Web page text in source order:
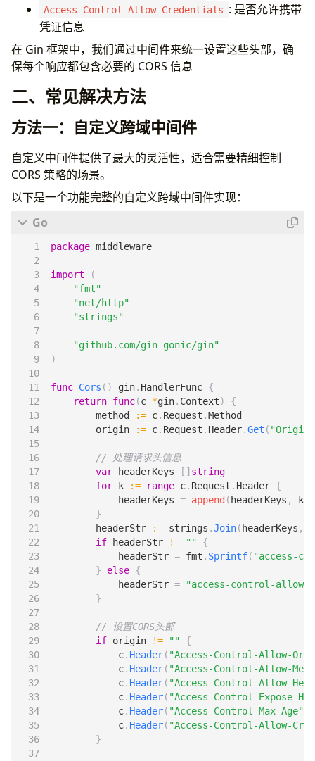
Access-Control-Allow-Credentials : 是否允许携带
凭证信息
在 Gin 框架中，我们通过中间件来统一设置这些头部，确
保每个响应都包含必要的 CORS 信息
二、常见解决方法
方法一：自定义跨域中间件
自定义中间件提供了最大的灵活性，适合需要精细控制
CORS 策略的场景。
以下是一个功能完整的自定义跨域中间件实现：
package middleware
import
(
"fmt"
"net/http"
"strings"
"github.com/gin-gonic/gin"
)
func Cors () gin. HandlerFunc {
return func(c *gin. Context)
{
method
:= c. Request .Method
origin
:= c. Request . Header.Get ( "Origin"
// 处理请求头信息
var
headerKeys [] string
for
k := range c. Request . Header {
headerKeys = append ( headerKeys , k
}
headerStr
:= strings .Join( headerKeys ,
if
headerStr != ""
{
headerStr = fmt . Sprintf( "access-
}
else {
headerStr =
"access-control-
}
// 设置CORS头部
if origin != ""
{
c. Header( "Access-Control-Allow-
c. Header( "Access-Control-Allow-
c. Header( "Access-Control-Allow-
c. Header( "Access-Control-Expose-
c. Header( "Access-Control-Max-Age"
c. Header( "Access-Control-Allow-
}